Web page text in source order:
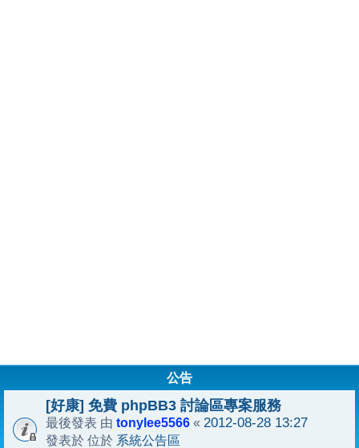
公告
[好康] 免費 phpBB3 討論區專案服務
最後發表 由 tonylee5566 « 2012-08-28 13:27
發表於 位於 系統公告區